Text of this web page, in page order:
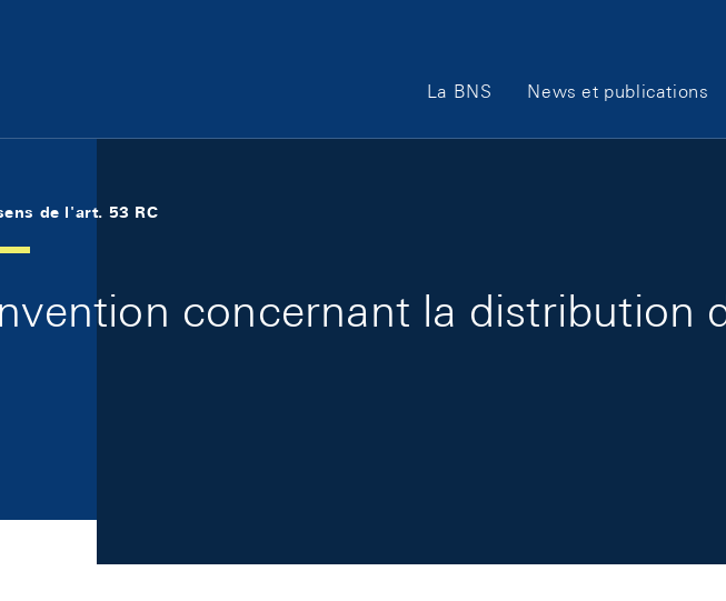
Main Navigation
La BNS News et publications
de l'art. 53 RC
concernant la distribution